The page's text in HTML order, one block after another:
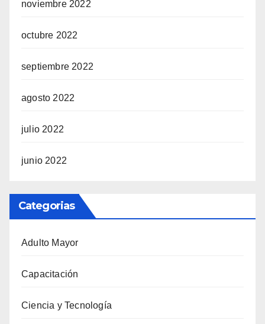
noviembre 2022
octubre 2022
septiembre 2022
agosto 2022
julio 2022
junio 2022
Categorias
Adulto Mayor
Capacitación
Ciencia y Tecnología